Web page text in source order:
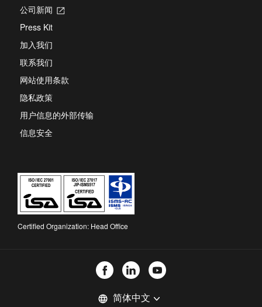
公司新闻
Opens
Press Kit
加入我们
联系我们
网站使用条款
隐私政策
用户信息的外部传输
信息安全
Certified Organization: Head Office
language